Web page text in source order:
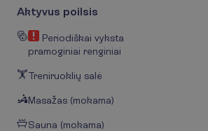
Aktyvus poilsis
Periodiškai vyksta
pramoginiai renginiai
Treniruoklių salė
Masažas (mokama)
Sauna (mokama)